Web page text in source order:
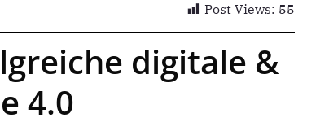
Post Views: 55
digitale &
4.0